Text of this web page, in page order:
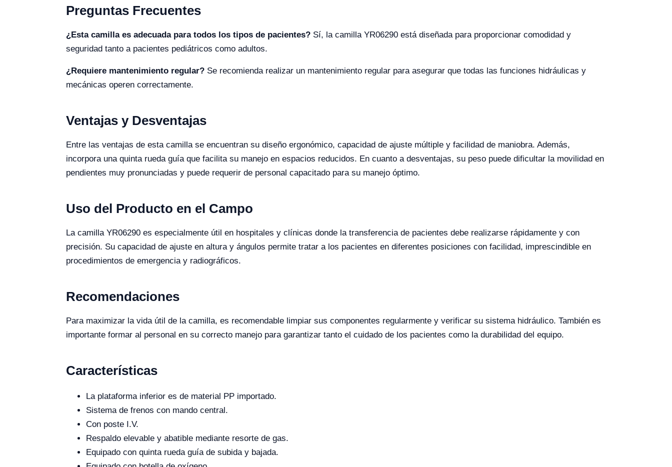
Preguntas Frecuentes
¿Esta camilla es adecuada para todos los tipos de pacientes? Sí, la camilla YR06290 está diseñada para proporcionar comodidad y
seguridad tanto a pacientes pediátricos como adultos.
¿Requiere mantenimiento regular? Se recomienda realizar un mantenimiento regular para asegurar que todas las funciones hidráulicas y
mecánicas operen correctamente.
Ventajas y Desventajas
Entre las ventajas de esta camilla se encuentran su diseño ergonómico, capacidad de ajuste múltiple y facilidad de maniobra. Además,
incorpora una quinta rueda guía que facilita su manejo en espacios reducidos. En cuanto a desventajas, su peso puede dificultar la movilidad en
pendientes muy pronunciadas y puede requerir de personal capacitado para su manejo óptimo.
Uso del Producto en el Campo
La camilla YR06290 es especialmente útil en hospitales y clínicas donde la transferencia de pacientes debe realizarse rápidamente y con
precisión. Su capacidad de ajuste en altura y ángulos permite tratar a los pacientes en diferentes posiciones con facilidad, imprescindible en
procedimientos de emergencia y radiográficos.
Recomendaciones
Para maximizar la vida útil de la camilla, es recomendable limpiar sus componentes regularmente y verificar su sistema hidráulico. También es
importante formar al personal en su correcto manejo para garantizar tanto el cuidado de los pacientes como la durabilidad del equipo.
Características
La plataforma inferior es de material PP importado.
Sistema de frenos con mando central.
Con poste I.V.
Respaldo elevable y abatible mediante resorte de gas.
Equipado con quinta rueda guía de subida y bajada.